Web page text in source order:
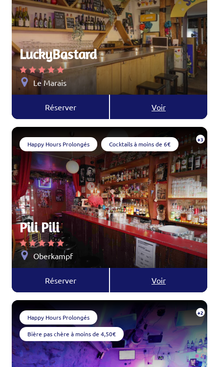
LuckyBastard
Le Marais
Réserver Voir
Happy Hours Prolongés Cocktails à moins de 6€
+3
Pili Pili
Oberkampf
Réserver Voir
Happy Hours Prolongés
Bière pas chère à moins de 4,50€
+2